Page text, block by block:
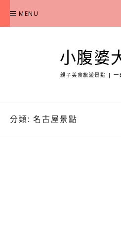
content
MENU
小腹婆
親子美食旅遊景點 |
分類: 名古屋景點